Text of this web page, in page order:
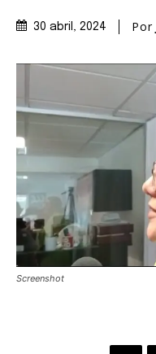
30 abril, 2024 Por
Screenshot